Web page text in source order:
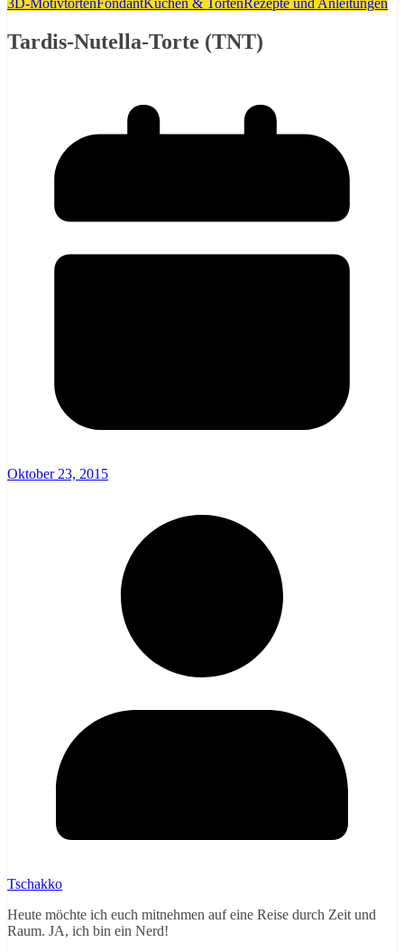
Tardis-Nutella-Torte (TNT)
Oktober 23, 2015
Tschakko
Heute möchte ich euch mitnehmen auf eine Reise durch Zeit und
Raum. JA, ich bin ein Nerd!